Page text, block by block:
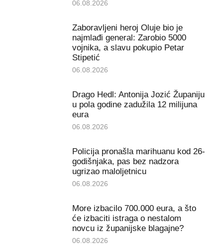
06.08.2026
Zaboravljeni heroj Oluje bio je
najmlađi general: Zarobio 5000
vojnika, a slavu pokupio Petar
Stipetić
06.08.2026
Drago Hedl: Antonija Jozić Županiju
u pola godine zadužila 12 milijuna
eura
06.08.2026
Policija pronašla marihuanu kod 26-
godišnjaka, pas bez nadzora
ugrizao maloljetnicu
06.08.2026
More izbacilo 700.000 eura, a što
će izbaciti istraga o nestalom
novcu iz županijske blagajne?
06.08.2026